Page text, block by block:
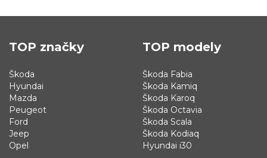
TOP značky
Škoda
Hyundai
Mazda
Peugeot
Ford
Jeep
Opel
TOP modely
Škoda Fabia
Škoda Kamiq
Škoda Karoq
Škoda Octavia
Škoda Scala
Škoda Kodiaq
Hyundai i30